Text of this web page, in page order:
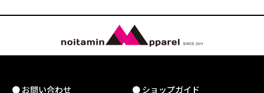
● お問い合わせ ● ショップガイド